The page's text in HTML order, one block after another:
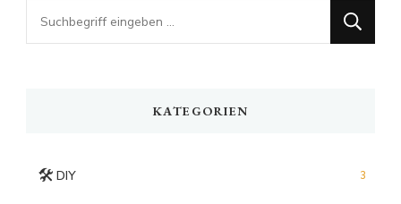
Looking
for
KATEGORIEN
🛠️ DIY 3